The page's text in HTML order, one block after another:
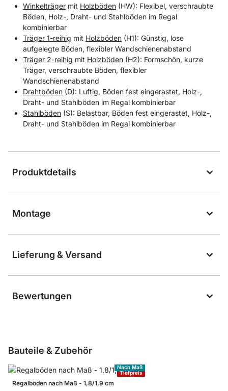
Winkelträger mit Holzböden (HW): Flexibel, verschraubte
Böden, Holz-, Draht- und Stahlböden im Regal
kombinierbar
Träger 1-reihig mit Holzböden (H1): Günstig, lose
aufgelegte Böden, flexibler Wandschienenabstand
Träger 2-reihig mit Holzböden (H2): Formschön, kurze
Träger, verschraubte Böden, flexibler
Wandschienenabstand
Drahtböden (D): Luftig, Böden fest eingerastet, Holz-,
Draht- und Stahlböden im Regal kombinierbar
Stahlböden (S): Belastbar, Böden fest eingerastet, Holz-,
Draht- und Stahlböden im Regal kombinierbar
Produktdetails
Montage
Lieferung & Versand
Bewertungen
Bauteile & Zubehör
Tiefpreis
Nach Maß
Regalböden nach Maß - 1,8/1,9 cm